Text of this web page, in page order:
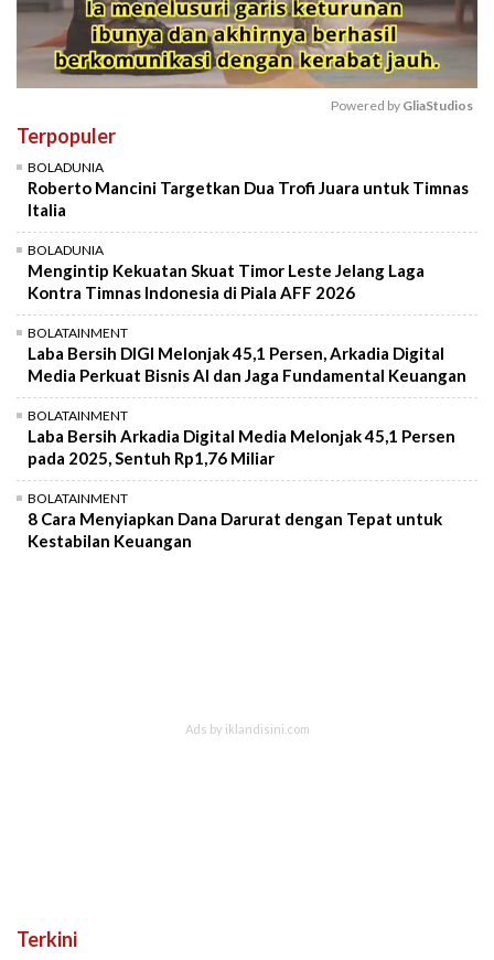
Powered by GliaStudios
Terpopuler
BOLADUNIA
Roberto Mancini Targetkan Dua Trofi Juara untuk Timnas
Italia
BOLADUNIA
Mengintip Kekuatan Skuat Timor Leste Jelang Laga
Kontra Timnas Indonesia di Piala AFF 2026
BOLATAINMENT
Laba Bersih DIGI Melonjak 45,1 Persen, Arkadia Digital
Media Perkuat Bisnis AI dan Jaga Fundamental Keuangan
BOLATAINMENT
Laba Bersih Arkadia Digital Media Melonjak 45,1 Persen
pada 2025, Sentuh Rp1,76 Miliar
BOLATAINMENT
8 Cara Menyiapkan Dana Darurat dengan Tepat untuk
Kestabilan Keuangan
Terkini